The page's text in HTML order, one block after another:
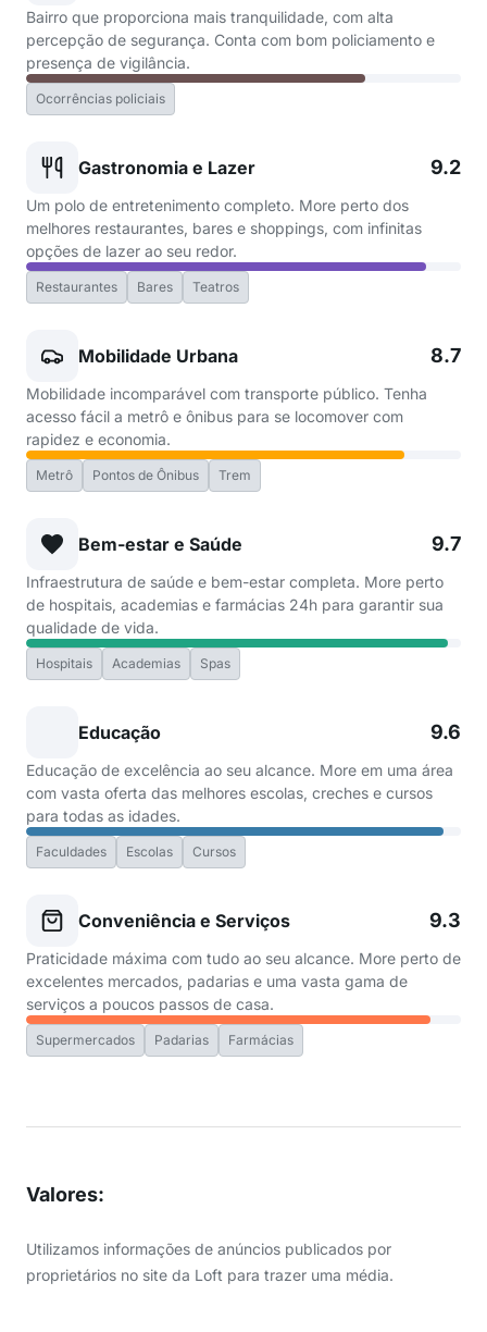
Bairro que proporciona mais tranquilidade, com alta
percepção de segurança. Conta com bom policiamento e
presença de vigilância.
Ocorrências policiais
Gastronomia e Lazer 9.2
Um polo de entretenimento completo. More perto dos
melhores restaurantes, bares e shoppings, com infinitas
opções de lazer ao seu redor.
Restaurantes Bares Teatros
Mobilidade Urbana 8.7
Mobilidade incomparável com transporte público. Tenha
acesso fácil a metrô e ônibus para se locomover com
rapidez e economia.
Metrô Pontos de Ônibus Trem
Bem-estar e Saúde 9.7
Infraestrutura de saúde e bem-estar completa. More perto
de hospitais, academias e farmácias 24h para garantir sua
qualidade de vida.
Hospitais Academias Spas
Educação 9.6
Educação de excelência ao seu alcance. More em uma área
com vasta oferta das melhores escolas, creches e cursos
para todas as idades.
Faculdades Escolas Cursos
Conveniência e Serviços 9.3
Praticidade máxima com tudo ao seu alcance. More perto de
excelentes mercados, padarias e uma vasta gama de
serviços a poucos passos de casa.
Supermercados Padarias Farmácias
Valores:
Utilizamos informações de anúncios publicados por
proprietários no site da Loft para trazer uma média.